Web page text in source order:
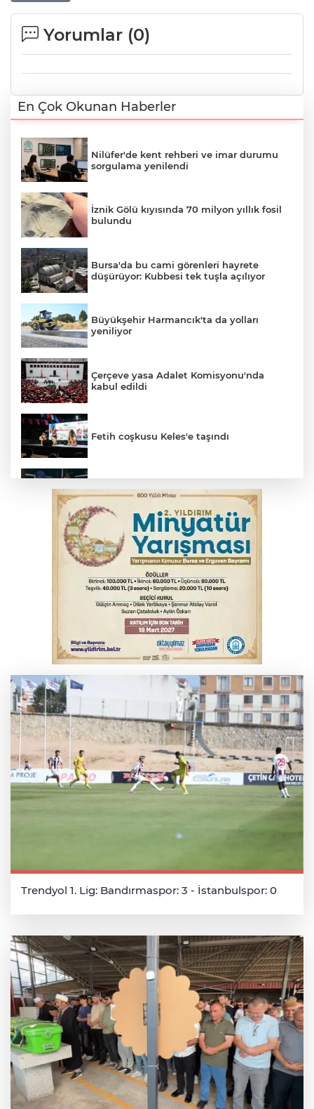
Yorumlar (0)
En Çok Okunan Haberler
Nilüfer'de kent rehberi ve imar durumu
sorgulama yenilendi
İznik Gölü kıyısında 70 milyon yıllık fosil
bulundu
Bursa'da bu cami görenleri hayrete
düşürüyor: Kubbesi tek tuşla açılıyor
Büyükşehir Harmancık'ta da yolları
yeniliyor
Çerçeve yasa Adalet Komisyonu'nda
kabul edildi
Fetih coşkusu Keles'e taşındı
kişi tutuklandı
İnegöl’de yangın paniği! Apartmana
sıçrayan alevler söndürüldü
Elektrik akımına kapılan işçi hayatını
kaybetti
Serbest piyasada döviz fiyatları
Trendyol 1. Lig: Bandırmaspor: 3 - İstanbulspor: 0